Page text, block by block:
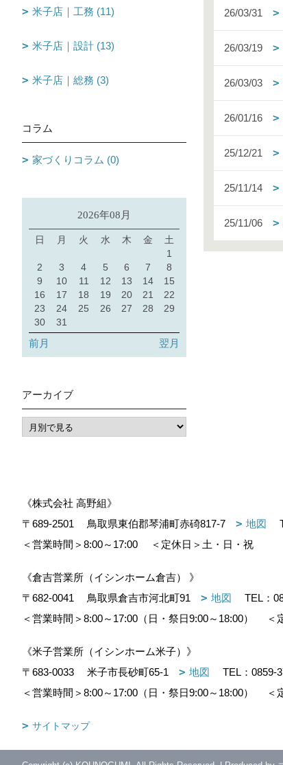
26/03/31
26/03/19
26/03/03
26/01/16
25/12/21
25/11/14
25/11/06
米子店｜工務 (11)
米子店｜設計 (13)
米子店｜総務 (3)
コラム
家づくりコラム (0)
2026年08月
日 月 火 水 木 金
土
1
2
3 4 5 6 7
8
9
10 11 12 13 14
15
16
17 18 19 20 21
22
23
24 25 26 27 28
29
30
31
前月 翌月
アーカイブ
《株式会社 高野組》
〒689-2501
鳥取県東伯郡琴浦町赤碕817-7 地図
＜営業時間＞8:00～17:00
＜定休日＞土・日・祝
《倉吉営業所（イシンホーム倉吉） 》
〒682-0041
鳥取県倉吉市河北町91 地図 TEL：
＜営業時間＞8:00～17:00（日・祭日9:00～18:00）
＜
《米子営業所（イシンホーム米子）》
〒683-0033
米子市長砂町65-1 地図 TEL： 0859-
＜営業時間＞8:00～17:00（日・祭日9:00～18:00）
＜
サイトマップ